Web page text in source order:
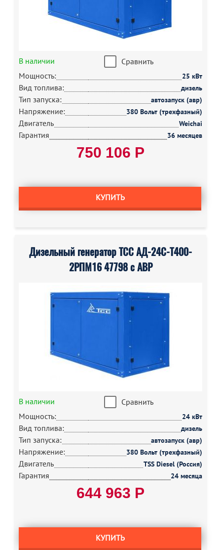
В наличии
Сравнить
Мощность:
25 кВт
Вид топлива: дизель
Тип запуска: автозапуск (авр)
Напряжение: 380 Вольт (трехфазный)
Двигатель Weichai
Гарантия 36 месяцев
750 106 Р
КУПИТЬ
Дизельный генератор ТСС АД-24С-Т400-
2РПМ16 47798 с АВР
В наличии
Сравнить
Мощность:
24 кВт
Вид топлива: дизель
Тип запуска: автозапуск (авр)
Напряжение: 380 Вольт (трехфазный)
Двигатель TSS Diesel (Россия)
Гарантия 24 месяца
644 963 Р
КУПИТЬ